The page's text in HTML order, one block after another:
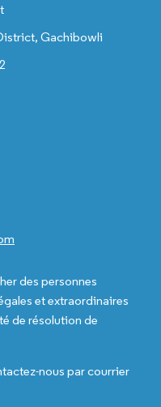
Gachibowli
des personnes
et extraordinaires
de résolution de
nous par courrier